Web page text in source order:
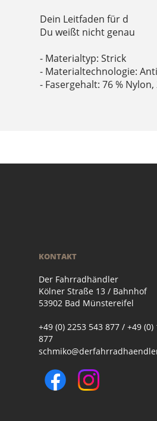
Dein Leitfaden für d
Du weißt nicht genau
- Materialtyp: Strick
- Materialtechnologie:
- Fasergehalt: 76 %
KONTAKT
Der Fahrradhändler
Kölner Straße 13 / Bahnhof
53902 Bad Münstereifel
+49 (0) 2253 543 877 / +49 (0)
877